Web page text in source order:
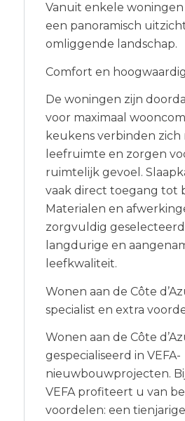
Vanuit enkele
een panoramisch
omliggende landschap.
Comfort en
De woningen zijn
voor maximaal
keukens verbinden zich
leefruimte en zorgen
ruimtelijk gevoel.
vaak direct toegang tot
Materialen en
zorgvuldig
langdurige en
leefkwaliteit.
Wonen aan de Côte
specialist en extra
Wonen aan de Côte
gespecialiseerd in VEFA-
nieuwbouwprojecten.
VEFA profiteert u van
voordelen: een